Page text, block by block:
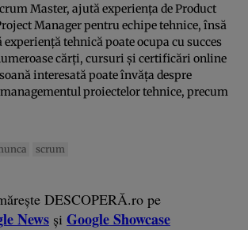
Master, ajută experiența de Product
Manager pentru echipe tehnice, însă
experiență tehnică poate ocupa cu succes
cărți, cursuri și certificări online
interesată poate învăța despre
proiectelor tehnice, precum
scrum
DESCOPERĂ.ro pe
News și Google Showcase